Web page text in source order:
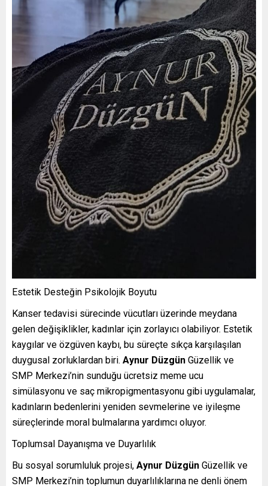
Estetik Desteğin Psikolojik Boyutu
Kanser tedavisi sürecinde vücutları üzerinde meydana
gelen değişiklikler, kadınlar için zorlayıcı olabiliyor. Estetik
kaygılar ve özgüven kaybı, bu süreçte sıkça karşılaşılan
duygusal zorluklardan biri. Aynur Düzgün Güzellik ve
SMP Merkezi’nin sunduğu ücretsiz meme ucu
simülasyonu ve saç mikropigmentasyonu gibi uygulamalar,
kadınların bedenlerini yeniden sevmelerine ve iyileşme
süreçlerinde moral bulmalarına yardımcı oluyor.
Toplumsal Dayanışma ve Duyarlılık
Bu sosyal sorumluluk projesi, Aynur Düzgün Güzellik ve
SMP Merkezi’nin toplumun duyarlılıklarına ne denli önem